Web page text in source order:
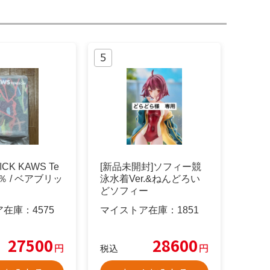
KAWS Te
/ ベアブリッ
庫： 4575
27500円
[新品未開封]ソフィー競
泳水着Ver.&ねんどろい
どソフィー
マイストア在庫： 1851
税込 28600円